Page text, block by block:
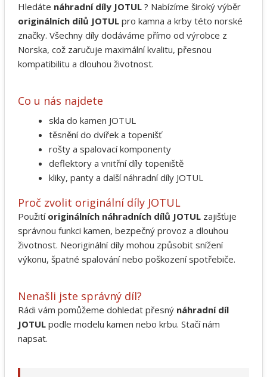
Hledáte náhradní díly JOTUL ? Nabízíme široký výběr
originálních dílů JOTUL pro kamna a krby této norské
značky. Všechny díly dodáváme přímo od výrobce z
Norska, což zaručuje maximální kvalitu, přesnou
kompatibilitu a dlouhou životnost.
Co u nás najdete
skla do kamen JOTUL
těsnění do dvířek a topenišť
rošty a spalovací komponenty
deflektory a vnitřní díly topeniště
kliky, panty a další náhradní díly JOTUL
Proč zvolit originální díly JOTUL
Použití originálních náhradních dílů JOTUL zajišťuje
správnou funkci kamen, bezpečný provoz a dlouhou
životnost. Neoriginální díly mohou způsobit snížení
výkonu, špatné spalování nebo poškození spotřebiče.
Nenašli jste správný díl?
Rádi vám pomůžeme dohledat přesný náhradní díl
JOTUL podle modelu kamen nebo krbu. Stačí nám
napsat.